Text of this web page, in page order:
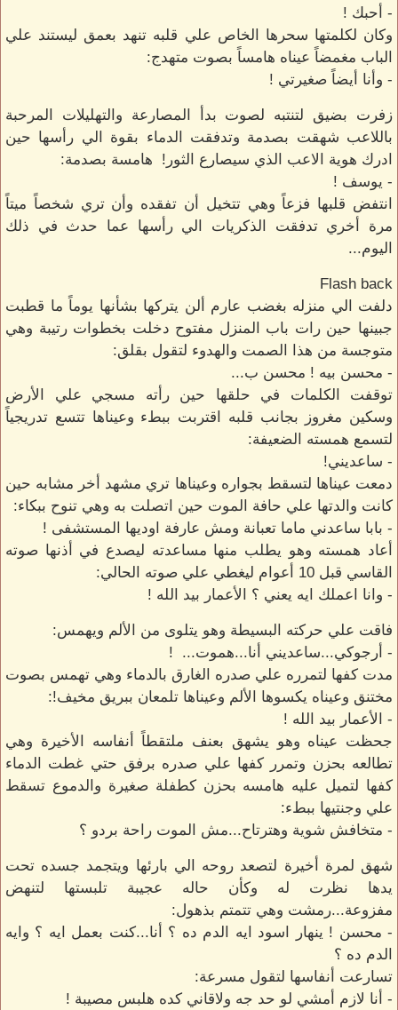
- أحبك !
وكان لكلمتها سحرها الخاص علي قلبه تنهد بعمق ليستند علي
الباب مغمضاً عيناه هامساً بصوت متهدج:
- وأنا أيضاً صغيرتي !
زفرت بضيق لتنتبه لصوت بدأ المصارعة والتهليلات المرحبة
باللاعب شهقت بصدمة وتدفقت الدماء بقوة الي رأسها حين
ادرك هوية الاعب الذي سيصارع الثور! هامسة بصدمة:
- يوسف !
انتفض قلبها فزعاً وهي تتخيل أن تفقده وأن تري شخصاً ميتاً
مرة أخري تدفقت الذكريات الي رأسها عما حدث في ذلك
اليوم...
Flash back
دلفت الي منزله بغضب عارم ألن يتركها بشأنها يوماً ما قطبت
جبينها حين رات باب المنزل مفتوح دخلت بخطوات رتيبة وهي
متوجسة من هذا الصمت والهدوء لتقول بقلق:
- محسن بيه ! محسن ب...
توقفت الكلمات في حلقها حين رأته مسجي علي الأرض
وسكين مغروز بجانب قلبه اقتربت ببطء وعيناها تتسع تدريجياً
لتسمع همسته الضعيفة:
- ساعديني!
دمعت عيناها لتسقط بجواره وعيناها تري مشهد أخر مشابه حين
كانت والدتها علي حافة الموت حين اتصلت به وهي تنوح ببكاء:
- بابا ساعدني ماما تعبانة ومش عارفة اوديها المستشفى !
أعاد همسته وهو يطلب منها مساعدته ليصدع في أذنها صوته
القاسي قبل 10 أعوام ليغطي علي صوته الحالي:
- وانا اعملك ايه يعني ؟ الأعمار بيد الله !
فاقت علي حركته البسيطة وهو يتلوى من الألم ويهمس:
- أرجوكي...ساعديني أنا...هموت... !
مدت كفها لتمرره علي صدره الغارق بالدماء وهي تهمس بصوت
مختنق وعيناه يكسوها الألم وعيناها تلمعان ببريق مخيف!:
- الأعمار بيد الله !
جحظت عيناه وهو يشهق بعنف ملتقطاً أنفاسه الأخيرة وهي
تطالعه بحزن وتمرر كفها علي صدره برفق حتي غطت الدماء
كفها لتميل عليه هامسه بحزن كطفلة صغيرة والدموع تسقط
علي وجنتيها ببطء:
- متخافش شوية وهترتاح...مش الموت راحة بردو ؟
شهق لمرة أخيرة لتصعد روحه الي بارئها ويتجمد جسده تحت
يدها نظرت له وكأن حاله عجيبة تلبستها لتنهض
مفزوعة...رمشت وهي تتمتم بذهول:
- محسن ! ينهار اسود ايه الدم ده ؟ أنا...كنت بعمل ايه ؟ وايه
الدم ده ؟
تسارعت أنفاسها لتقول مسرعة:
- أنا لازم أمشي لو حد جه ولاقاني كده هلبس مصيبة !